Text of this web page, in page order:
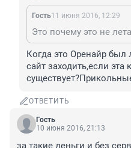
Гость11 июня 2016, 12:29
Когда это Оренайр был
сайт заходить,если
ОТВЕТИТЬ
Гость
10 июня 2016, 21:13
за такие деньги и без